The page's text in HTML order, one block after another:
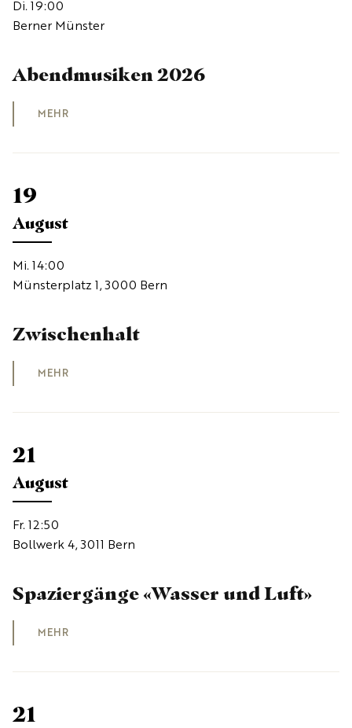
Di. 19:00
Berner Münster
Abendmusiken 2026
MEHR
19
August
Mi. 14:00
Münsterplatz 1, 3000 Bern
Zwischenhalt
MEHR
21
August
Fr. 12:50
Bollwerk 4, 3011 Bern
Spaziergänge «Wasser und Luft»
MEHR
21